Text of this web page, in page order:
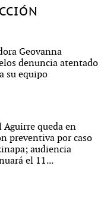
Geovanna
denuncia atentado
su equipo
Aguirre queda en
preventiva por caso
audiencia
el 11...